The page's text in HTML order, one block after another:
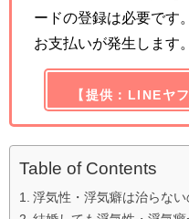
ードの登録は必要です
お支払いが発生します。
【提供：LINEヤ
Table of Contents
浮気性・浮気癖は治らない